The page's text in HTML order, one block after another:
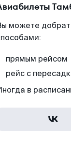
можете
прямым рейсом
рейс с
в